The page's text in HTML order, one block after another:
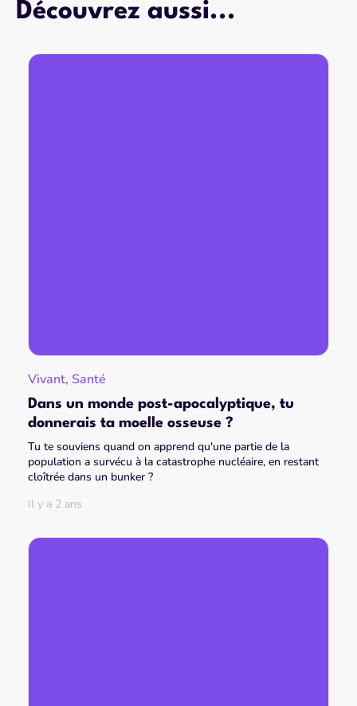
Découvrez aussi...
Vivant, Santé
Dans un monde post-apocalyptique, tu
donnerais ta moelle osseuse ?
Tu te souviens quand on apprend qu'une partie de la
population a survécu à la catastrophe nucléaire, en restant
cloîtrée dans un bunker ?
Il y a 2 ans